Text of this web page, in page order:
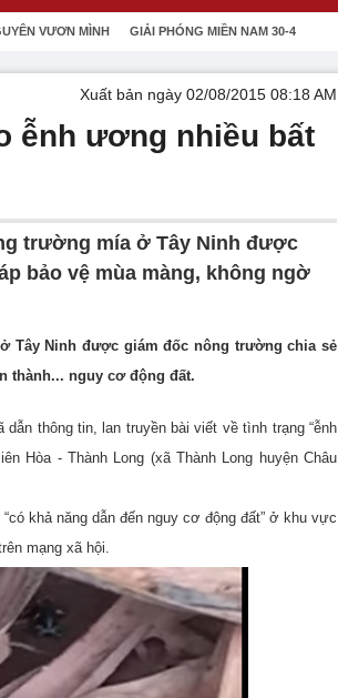
VƯƠN MÌNH GIẢI PHÓNG MIỀN NAM 30-4
Xuất bản ngày 02/08/2015 08:18 AM
ễnh ương nhiều bất
trường mía ở Tây Ninh được
bảo vệ mùa màng, không ngờ
Tây Ninh được giám đốc nông trường chia sẻ
thành... nguy cơ động đất.
dẫn thông tin, lan truyền bài viết về tình trạng “ễnh
Hòa - Thành Long (xã Thành Long huyện Châu
khả năng dẫn đến nguy cơ động đất” ở khu vực
mạng xã hội.